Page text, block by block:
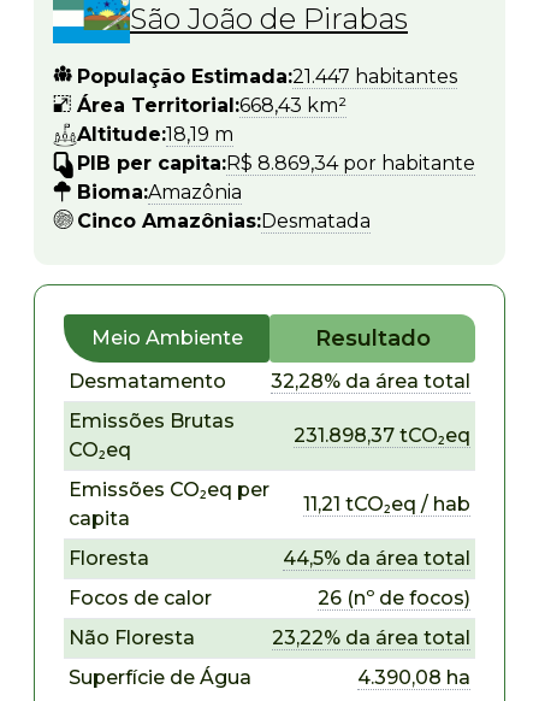
São João de Pirabas
População Estimada:21.447 habitantes
Área Territorial:668,43 km²
Altitude:18,19 m
PIB per capita:R$ 8.869,34 por habitante
Bioma:Amazônia
Cinco Amazônias:Desmatada
Meio Ambiente Resultado
Desmatamento
32,28% da área total
Emissões Brutas
CO₂eq
231.898,37 tCO₂eq
Emissões CO₂eq per
capita
11,21 tCO₂eq / hab
Floresta
44,5% da área total
Focos de calor
26 (nº de focos)
Não Floresta
23,22% da área total
Superfície de Água
4.390,08 ha